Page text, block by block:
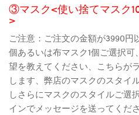
③マスク<使い捨てマスク
>
ご注意：ご注文の金額が3990円
個あるいは布マスク1個ご選択
望を教えてください、こちらが
します、弊店のマスクのスタイ
しさらにマスクのスタイルご選
インでメッセージを送ってくだ